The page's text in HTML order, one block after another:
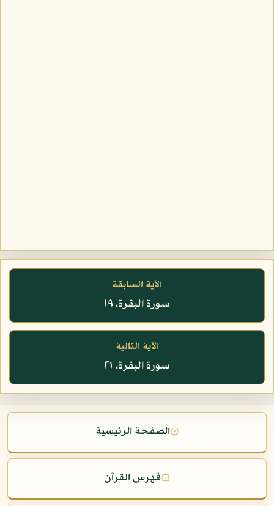
الآية السابقة
سورة البقرة، ١٩
الآية التالية
سورة البقرة، ٢١
۞الصفحة الرئيسية
۞فهرس القرآن